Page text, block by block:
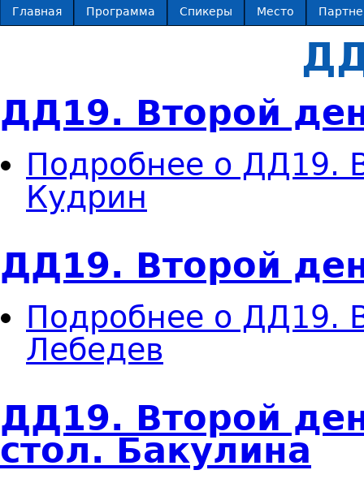
Главная Программа Спикеры Место
ДД19. Второй
Подробнее о ДД19.
Кудрин
ДД19. Второй
Подробнее о ДД19.
Лебедев
ДД19. Второй
стол. Бакулина